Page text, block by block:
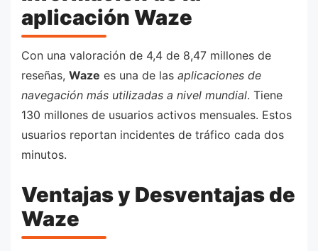
aplicación Waze
Con una valoración de 4,4 de 8,47 millones de
reseñas, Waze es una de las aplicaciones de
navegación más utilizadas a nivel mundial. Tiene
130 millones de usuarios activos mensuales. Estos
usuarios reportan incidentes de tráfico cada dos
minutos.
Ventajas y Desventajas de
Waze